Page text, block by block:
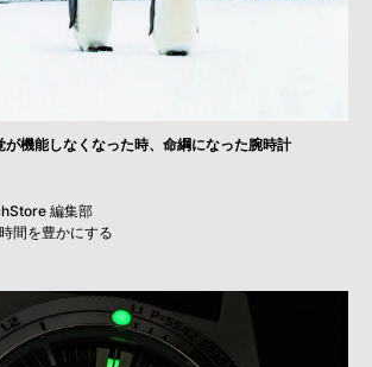
が機能しなくなった時、命綱になった腕時計
編集部
間を豊かにする